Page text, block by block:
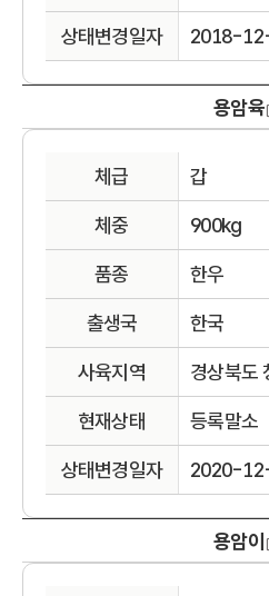
상태변경일자 2018-
용암육
체급 갑
체중 900kg
품종 한우
출생국 한국
사육지역 경상북도
현재상태 등록말소
상태변경일자 2020-
용암이